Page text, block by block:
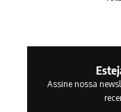
Assine nossa